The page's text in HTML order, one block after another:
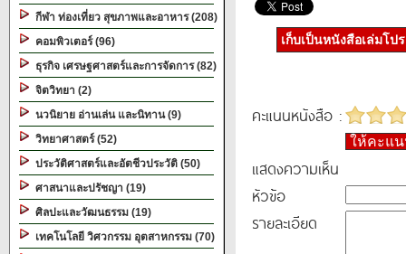
กีฬา ท่องเที่ยว สุขภาพและอาหาร (208)
คอมพิวเตอร์ (96)
ธุรกิจ เศรษฐศาสตร์และการจัดการ (82)
จิตวิทยา (2)
นวนิยาย อ่านเล่น และนิทาน (9)
วิทยาศาสตร์ (52)
ประวัติศาสตร์และอัตชีวประวัติ (50)
ศาสนาและปรัชญา (19)
ศิลปะและวัฒนธรรม (19)
เทคโนโลยี วิศวกรรม อุตสาหกรรม (70)
เก็บเป็นหนังสือเล่มโป
คะแนนหนังสือ :
ให้คะแ
แสดงความเห็น
หัวข้อ
รายละเอียด